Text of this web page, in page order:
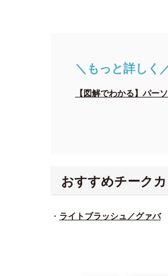
＼もっと詳しく
【図解でわかる】パー
おすすめチーク
・ ライトブラッシュ／グァバ